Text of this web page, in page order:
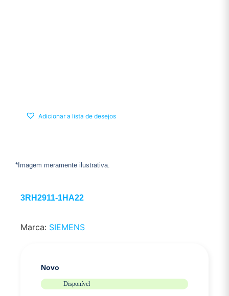
Adicionar a lista de desejos
*Imagem meramente ilustrativa.
3RH2911-1HA22
Marca: SIEMENS
Novo
Disponível